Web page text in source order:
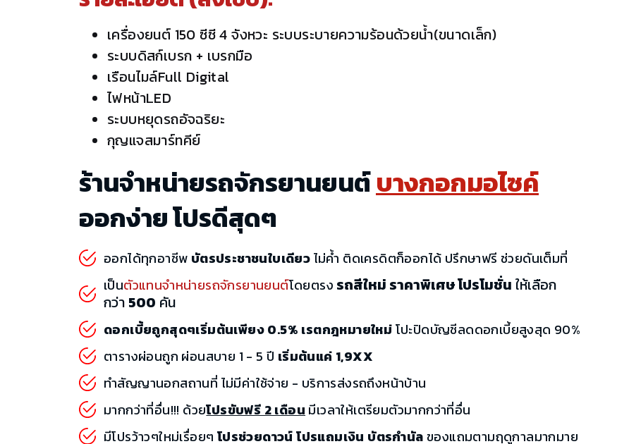
เครื่องยนต์ 150 ซีซี 4 จังหวะ ระบบระบายความร้อนด้วยน้ำ(ขนาดเล็ก)
ระบบดิสก์เบรก + เบรกมือ
เรือนไมล์Full Digital
ไฟหน้าLED
ระบบหยุดรถอัจฉริยะ
กุญแจสมาร์ทคีย์
ร้านจำหน่ายรถจักรยานยนต์บางกอกมอไซค์
ออกง่าย โปรดีสุดๆ
ออกได้ทุกอาชีพ บัตรประชาชนใบเดียวไม่ค้ำ ติดเครดิตก็ออกได้ ปรึกษาฟรี ช่วยดันเต็มที่
เป็นตัวแทนจำหน่ายรถจักรยานยนต์โดยตรง รถสีใหม่ ราคาพิเศษ โปรโมชั่น ให้เลือก
กว่า 500 คัน
ดอกเบี้ยถูกสุดๆเริ่มต้นเพียง 0.5% เรตกฎหมายใหม่โปะปิดบัญชีลดดอกเบี้ยสูงสุด 90%
ตารางผ่อนถูก ผ่อนสบาย 1 - 5 ปี เริ่มต้นแค่ 1,9XX
ทำสัญญานอกสถานที่ ไม่มีค่าใช้จ่าย - บริการส่งรถถึงหน้าบ้าน
มากกว่าที่อื่น!!! ด้วยโปรขับฟรี 2 เดือน มีเวลาให้เตรียมตัวมากกว่าที่อื่น
มีโปรว้าวๆใหม่เรื่อยๆ โปรช่วยดาวน์ โปรแถมเงิน บัตรกำนัลของแถมตามฤดูกาลมากมาย